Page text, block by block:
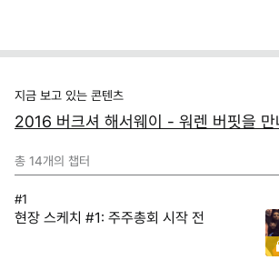
지금 보고 있는 콘텐츠
2016 버크셔 해서웨이 - 워렌 버핏을 만
총 14개의 챕터
#1
현장 스케치 #1: 주주총회 시작 전